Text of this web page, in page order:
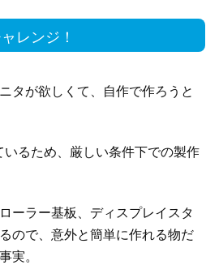
レンジ！
タが欲しくて、自作で作ろうと
いるため、厳しい条件下での製作
ーラー基板、ディスプレイスタ
ので、意外と簡単に作れる物だ
実。